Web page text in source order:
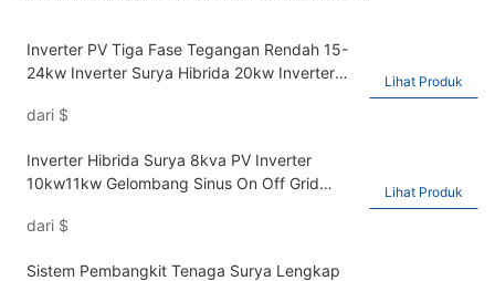
Inverter PV Tiga Fase Tegangan Rendah 15-
24kw Inverter Surya Hibrida 20kw Inverter
dari $
Lihat Produk
Inverter Hibrida Surya 8kva PV Inverter
10kw11kw Gelombang Sinus On Off Grid
dari $
Lihat Produk
Sistem Pembangkit Tenaga Surya Lengkap